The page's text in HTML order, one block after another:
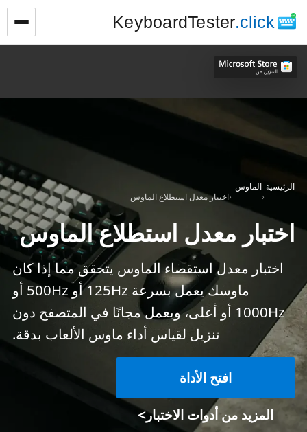
KeyboardTester.click
الرئيسية
›
الماوس
› اختبار معدل استطلاع الماوس
اختبار معدل استطلاع الماوس
اختبار معدل استقصاء الماوس يتحقق مما إذا كان
ماوسك يعمل بسرعة 125Hz أو 500Hz أو
1000Hz أو أعلى، ويعمل مجانًا في المتصفح دون
تنزيل لقياس أداء ماوس الألعاب بدقة.
افتح الأداة
المزيد من أدوات الاختبار>